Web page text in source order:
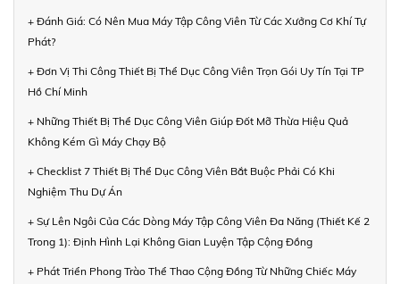
+ Đánh Giá: Có Nên Mua Máy Tập Công Viên Từ Các Xưởng Cơ Khí Tự
Phát?
+ Đơn Vị Thi Công Thiết Bị Thể Dục Công Viên Trọn Gói Uy Tín Tại TP
Hồ Chí Minh
+ Những Thiết Bị Thể Dục Công Viên Giúp Đốt Mỡ Thừa Hiệu Quả
Không Kém Gì Máy Chạy Bộ
+ Checklist 7 Thiết Bị Thể Dục Công Viên Bắt Buộc Phải Có Khi
Nghiệm Thu Dự Án
+ Sự Lên Ngôi Của Các Dòng Máy Tập Công Viên Đa Năng (Thiết Kế 2
Trong 1): Định Hình Lại Không Gian Luyện Tập Cộng Đồng
+ Phát Triển Phong Trào Thể Thao Cộng Đồng Từ Những Chiếc Máy